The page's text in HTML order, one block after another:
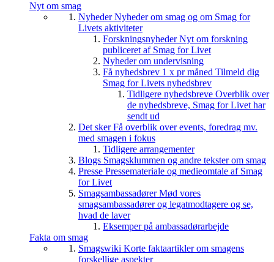
Nyt om smag
NyhederNyheder om smag og om Smag for
Livets aktiviteter
ForskningsnyhederNyt om forskning
publiceret af Smag for Livet
Nyheder om undervisning
Få nyhedsbrev 1 x pr måned Tilmeld dig
Smag for Livets nyhedsbrev
Tidligere nyhedsbreve Overblik over
de nyhedsbreve, Smag for Livet har
sendt ud
Det skerFå overblik over events, foredrag mv.
med smagen i fokus
Tidligere arrangementer
Blogs Smagsklummen og andre tekster om smag
Presse Pressemateriale og medieomtale af Smag
for Livet
SmagsambassadørerMød vores
smagsambassadører og legatmodtagere og se,
hvad de laver
Eksemper på ambassadørarbejde
Fakta om smag
Smagswiki Korte faktaartikler om smagens
forskellige aspekter